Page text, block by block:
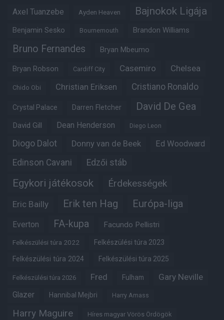
Axel Tuanzebe Ayden Heaven Bajnokok Ligája
Benjamin Sesko Bournemouth Brandon Williams
Bruno Fernandes Bryan Mbeumo
Bryan Robson Cardiff City Casemiro Chelsea
Chido Obi Christian Eriksen Cristiano Ronaldo
Crystal Palace Darren Fletcher David De Gea
David Gill Dean Henderson Diego Leon
Diogo Dalot Donny van de Beek Ed Woodward
Edinson Cavani Edzői stáb
Egykori játékosok Érdekességek
Eric Bailly Erik ten Hag Európa-liga
Everton FA-kupa Facundo Pellistri
Felkészülési túra 2022 Felkészülési túra 2023
Felkészülési túra 2024 Felkészülési túra 2025
Felkészülési túra 2026 Fred Fulham Gary Neville
Glazer Hannibal Mejbri Harry Amass
Harry Maguire Híres magyar Vörös Ördögök